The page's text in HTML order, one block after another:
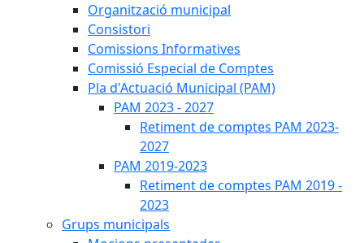
Organització municipal
Consistori
Comissions Informatives
Comissió Especial de Comptes
Pla d'Actuació Municipal (PAM)
PAM 2023 - 2027
Retiment de comptes PAM 2023-
2027
PAM 2019-2023
Retiment de comptes PAM 2019 -
2023
Grups municipals